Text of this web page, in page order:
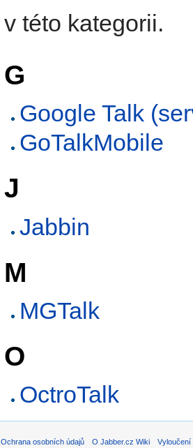
v této kategorii.
G
Google Talk
GoTalkMobile
J
Jabbin
M
MGTalk
O
OctroTalk
Ochrana osobních údajů O Jabber.cz Wiki Vyloučení